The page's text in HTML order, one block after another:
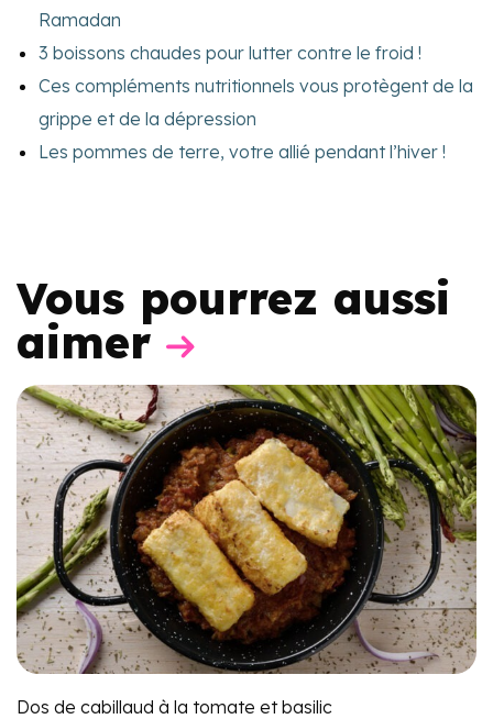
Ramadan
3 boissons chaudes pour lutter contre le froid !
Ces compléments nutritionnels vous protègent de la
grippe et de la dépression
Les pommes de terre, votre allié pendant l’hiver !
Vous pourrez aussi
aimer
Dos de cabillaud à la tomate et basilic